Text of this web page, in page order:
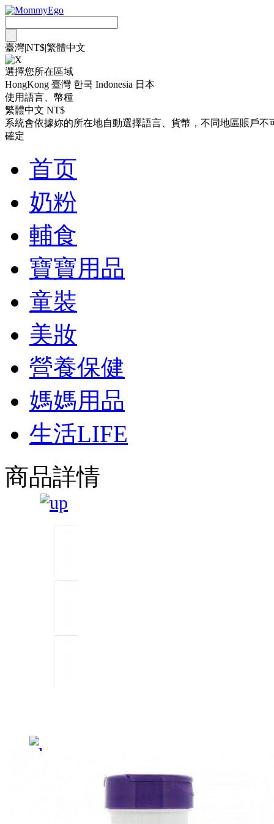
臺灣|NT$|繁體中文
選擇您所在區域
HongKong 臺灣 한국 Indonesia 日本
使用語言、幣種
繁體中文 NT$
系統會依據妳的所在地自動選擇語言、貨幣，不同地區賬戶
確定
首页
奶粉
輔食
寶寶用品
童裝
美妝
營養保健
媽媽用品
生活LIFE
商品詳情